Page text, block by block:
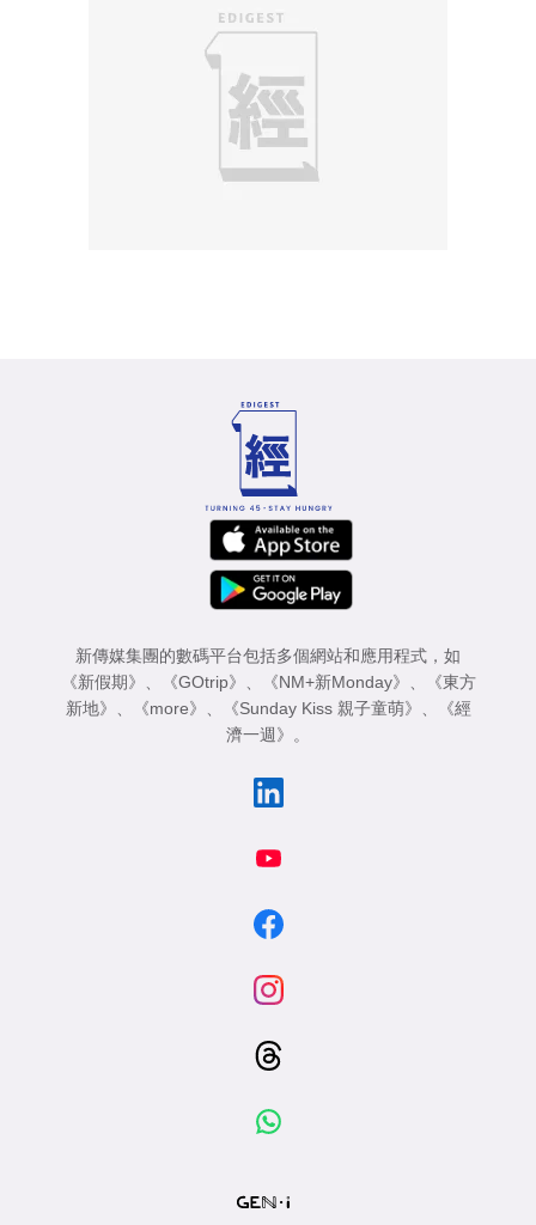
新傳媒集團的數碼平台包括多個網站和應用程式，如
《新假期》
《GOtrip》 《NM+新Monday》
《東方
新地》
《more》 《Sunday Kiss 親子童萌》
《經
濟一週》
。